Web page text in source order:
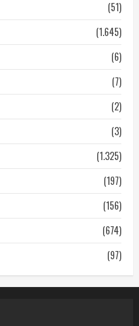
(51)
(1.645)
(6)
(7)
(2)
(3)
(1.325)
(197)
(156)
(674)
(97)